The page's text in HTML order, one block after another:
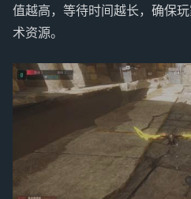
值越高，等待时间越长，确保
术资源。